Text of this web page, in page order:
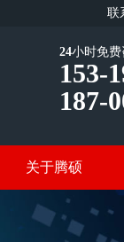
联
24小时免费
153-
187-
关于腾硕